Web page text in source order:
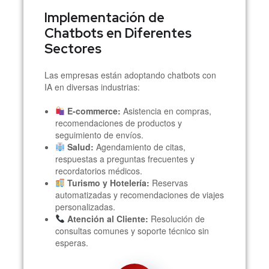
Implementación de
Chatbots en Diferentes
Sectores
Las empresas están adoptando chatbots con
IA en diversas industrias:
E-commerce: Asistencia en compras,
recomendaciones de productos y
seguimiento de envíos.
Salud: Agendamiento de citas,
respuestas a preguntas frecuentes y
recordatorios médicos.
Turismo y Hotelería: Reservas
automatizadas y recomendaciones de viajes
personalizadas.
Atención al Cliente: Resolución de
consultas comunes y soporte técnico sin
esperas.